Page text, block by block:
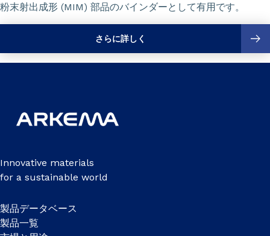
粉末射出成形 (MIM) 部品のバインダーとして有用です。
さらに詳しく
Innovative materials
for a sustainable world
製品データベース
製品一覧